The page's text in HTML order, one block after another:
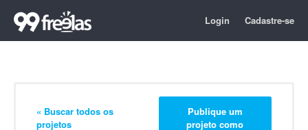
Login Cadastre-se
« Buscar todos os
projetos
Publique um
projeto como